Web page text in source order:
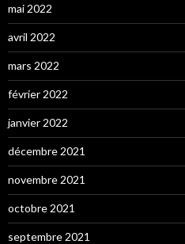
mai 2022
avril 2022
mars 2022
février 2022
janvier 2022
décembre 2021
novembre 2021
octobre 2021
septembre 2021